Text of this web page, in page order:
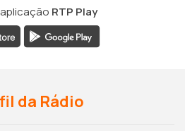
RTP Play
da Rádio